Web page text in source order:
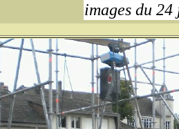
images du